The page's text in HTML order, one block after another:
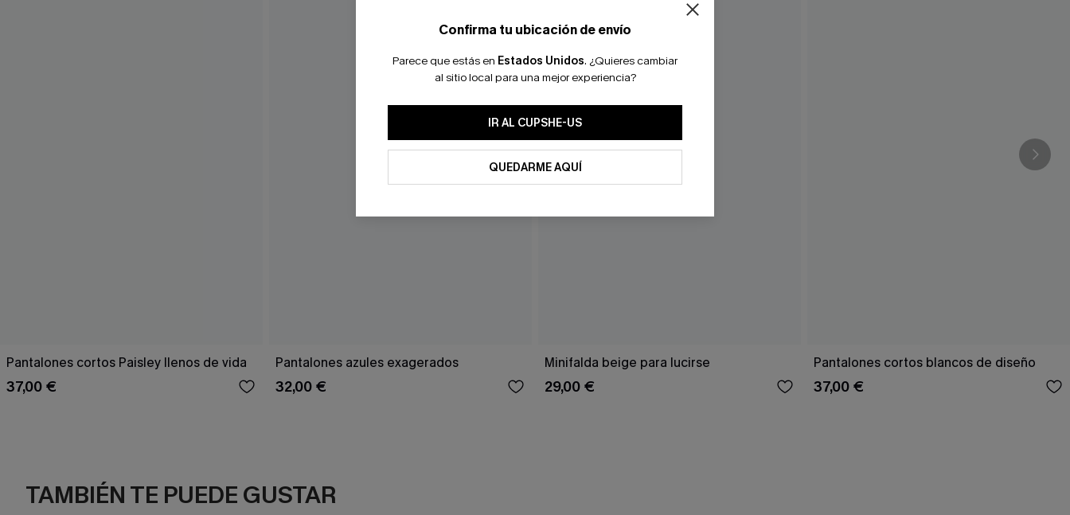
Pantalones cortos Paisley llenos de vida
37,00 €
Pantalones azules exagerados
32,00 €
Minifalda beige para lucirse
29,00 €
Pantalones cortos blancos de diseño
37,00 €
TAMBIÉN TE PUEDE GUSTAR
Confirma tu ubicación de envío
Parece que estás en Estados Unidos. ¿Quieres cambiar
al sitio local para una mejor experiencia?
IR AL CUPSHE-US
QUEDARME AQUÍ